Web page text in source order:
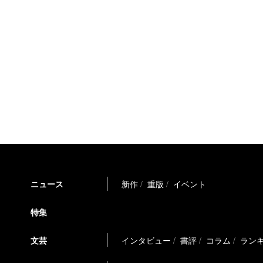
ニュース 新作 重版 イベント
特集
文芸 インタビュー 書評 コラム ラン